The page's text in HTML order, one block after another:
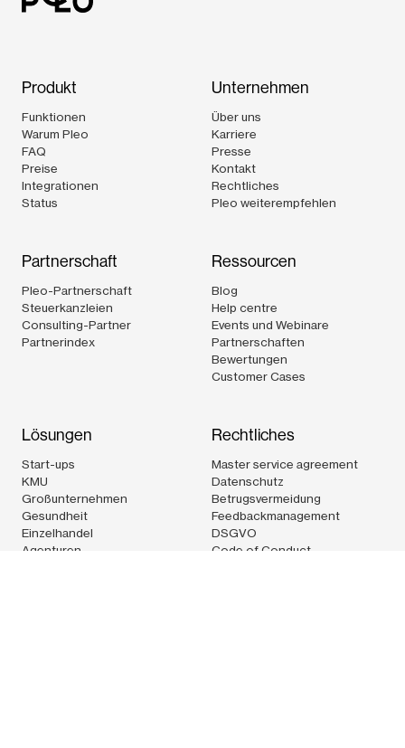
Produkt
Funktionen
Warum Pleo
FAQ
Preise
Integrationen
Status
Unternehmen
Über uns
Karriere
Presse
Kontakt
Rechtliches
Pleo weiterempfehlen
Partnerschaft
Pleo-Partnerschaft
Steuerkanzleien
Consulting-Partner
Partnerindex
Ressourcen
Blog
Help centre
Events und Webinare
Partnerschaften
Bewertungen
Customer Cases
Lösungen
Start-ups
KMU
Großunternehmen
Gesundheit
Einzelhandel
Agenturen
Rechtliches
Master service agreement
Datenschutz
Betrugsvermeidung
Feedbackmanagement
DSGVO
Code of Conduct